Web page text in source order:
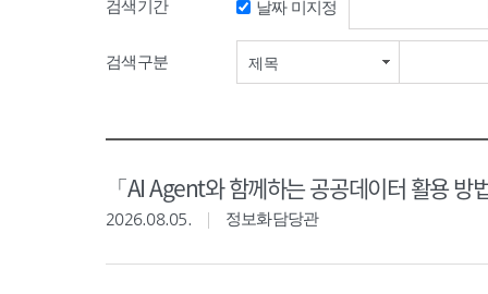
검색기간 날짜 미지정
검색구분 제목
「AI Agent와 함께하는 공공데이터 활용 방
2026.08.05. 정보화담당관